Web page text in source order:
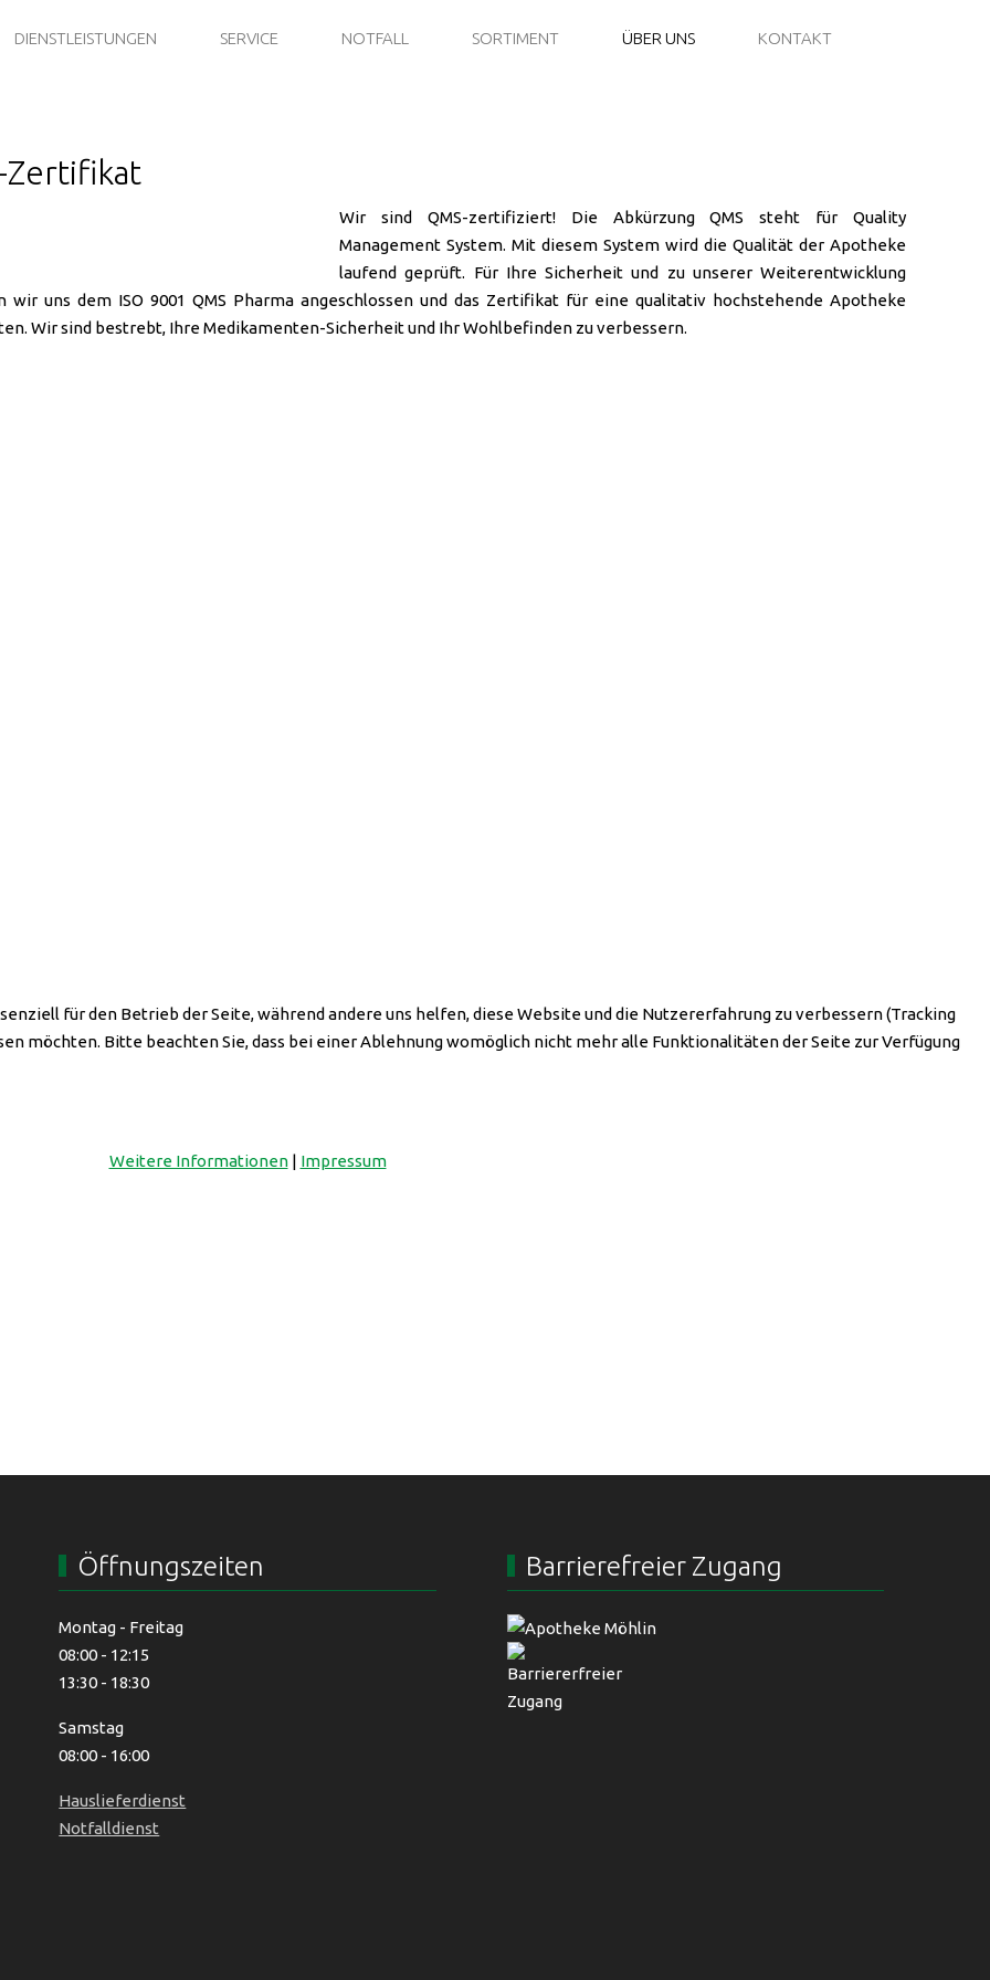
DIENSTLEISTUNGEN SERVICE NOTFALL SORTIMENT ÜBER UNS KONTAKT
Zertifikat
Wir sind QMS-zertifiziert! Die Abkürzung QMS steht für Quality
Management System. Mit diesem System wird die Qualität der Apotheke
laufend geprüft. Für Ihre Sicherheit und zu unserer Weiterentwicklung
wir uns dem ISO 9001 QMS Pharma angeschlossen und das Zertifikat für eine qualitativ hochstehende Apotheke
Wir sind bestrebt, Ihre Medikamenten-Sicherheit und Ihr Wohlbefinden zu verbessern.
an unserem zweiten Standort:
Öffnungszeiten
Montag - Freitag
08:00 - 12:15
13:30 - 18:30
Samstag
08:00 - 16:00
Hauslieferdienst
Notfalldienst
Barrierefreier Zugang
für den Betrieb der Seite, während andere uns helfen, diese Website und die Nutzererfahrung zu verbessern (Tracking
möchten. Bitte beachten Sie, dass bei einer Ablehnung womöglich nicht mehr alle Funktionalitäten der Seite zur Verfügung
Weitere Informationen| Impressum